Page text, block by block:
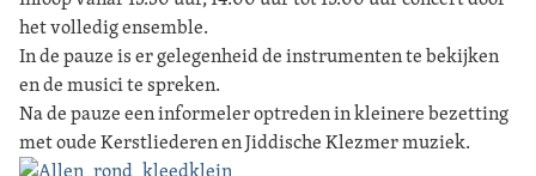
het volledig ensemble.
In de pauze is er gelegenheid de instrumenten te bekijken
en de musici te spreken.
Na de pauze een informeler optreden in kleinere bezetting
met oude Kerstliederen en Jiddische Klezmer muziek.